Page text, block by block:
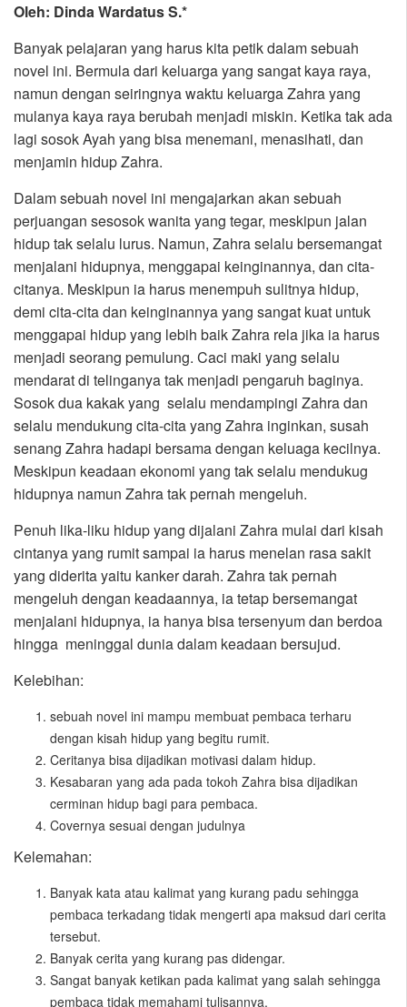
Oleh: Dinda Wardatus S.*
Banyak pelajaran yang harus kita petik dalam sebuah
novel ini. Bermula dari keluarga yang sangat kaya raya,
namun dengan seiringnya waktu keluarga Zahra yang
mulanya kaya raya berubah menjadi miskin. Ketika tak ada
lagi sosok Ayah yang bisa menemani, menasihati, dan
menjamin hidup Zahra.
Dalam sebuah novel ini mengajarkan akan sebuah
perjuangan sesosok wanita yang tegar, meskipun jalan
hidup tak selalu lurus. Namun, Zahra selalu bersemangat
menjalani hidupnya, menggapai keinginannya, dan cita-
citanya. Meskipun ia harus menempuh sulitnya hidup,
demi cita-cita dan keinginannya yang sangat kuat untuk
menggapai hidup yang lebih baik Zahra rela jika ia harus
menjadi seorang pemulung. Caci maki yang selalu
mendarat di telinganya tak menjadi pengaruh baginya.
Sosok dua kakak yang selalu mendampingi Zahra dan
selalu mendukung cita-cita yang Zahra inginkan, susah
senang Zahra hadapi bersama dengan keluaga kecilnya.
Meskipun keadaan ekonomi yang tak selalu mendukug
hidupnya namun Zahra tak pernah mengeluh.
Penuh lika-liku hidup yang dijalani Zahra mulai dari kisah
cintanya yang rumit sampai ia harus menelan rasa sakit
yang diderita yaitu kanker darah. Zahra tak pernah
mengeluh dengan keadaannya, ia tetap bersemangat
menjalani hidupnya, ia hanya bisa tersenyum dan berdoa
hingga meninggal dunia dalam keadaan bersujud.
Kelebihan:
sebuah novel ini mampu membuat pembaca terharu
dengan kisah hidup yang begitu rumit.
Ceritanya bisa dijadikan motivasi dalam hidup.
Kesabaran yang ada pada tokoh Zahra bisa dijadikan
cerminan hidup bagi para pembaca.
Covernya sesuai dengan judulnya
Kelemahan:
Banyak kata atau kalimat yang kurang padu sehingga
pembaca terkadang tidak mengerti apa maksud dari cerita
tersebut.
Banyak cerita yang kurang pas didengar.
Sangat banyak ketikan pada kalimat yang salah sehingga
pembaca tidak memahami tulisannya.